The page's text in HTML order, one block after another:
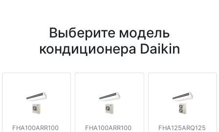
Выберите модель
кондиционера Daikin
FHA100ARR100
FHA100ARR100
FHA125ARQ125